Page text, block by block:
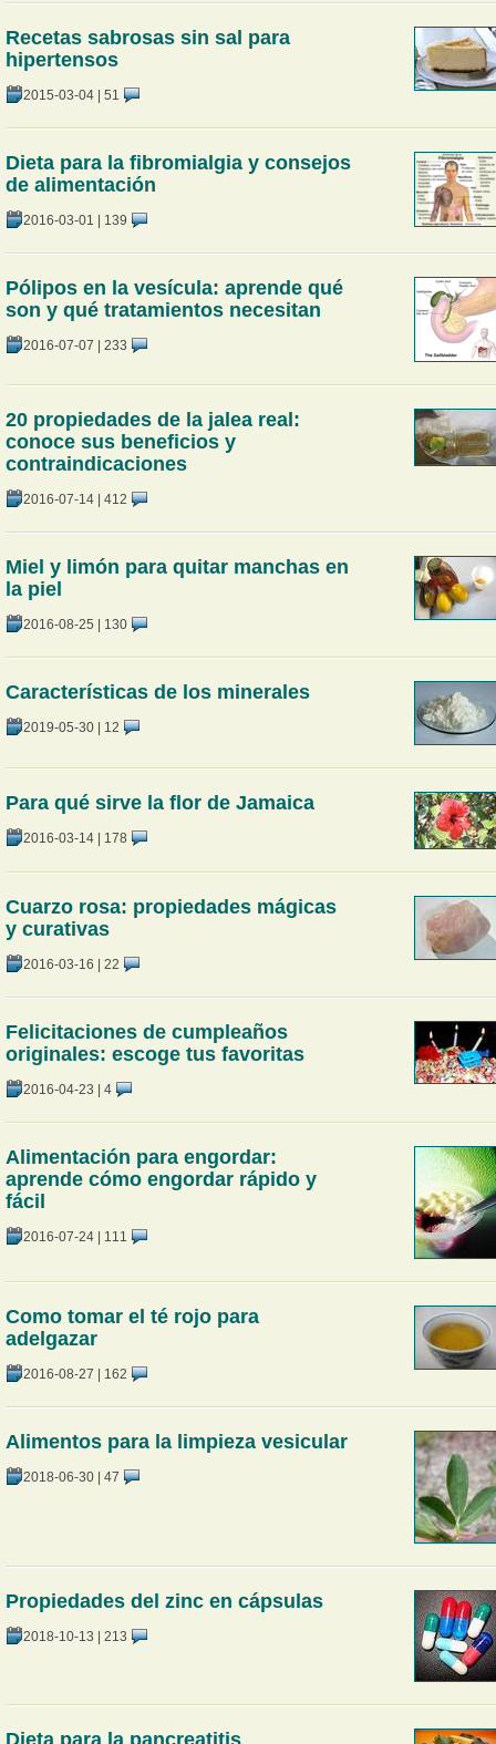
Recetas sabrosas sin sal para
hipertensos
2015-03-04| 51
Dieta para la fibromialgia y consejos
de alimentación
2016-03-01 | 139
Pólipos en la vesícula: aprende qué
son y qué tratamientos necesitan
2016-07-07 | 233
20 propiedades de la jalea real:
conoce sus beneficios y
contraindicaciones
2016-07-14| 412
Miel y limón para quitar manchas en
la piel
2016-08-25 | 130
Características de los minerales
2019-05-30| 12
Para qué sirve la flor de Jamaica
2016-03-14| 178
Cuarzo rosa: propiedades mágicas
y curativas
2016-03-16 | 22
Felicitaciones de cumpleaños
originales: escoge tus favoritas
2016-04-23 | 4
Alimentación para engordar:
aprende cómo engordar rápido y
fácil
2016-07-24| 111
Como tomar el té rojo para
adelgazar
2016-08-27 | 162
Alimentos para la limpieza vesicular
2018-06-30| 47
Propiedades del zinc en cápsulas
2018-10-13 | 213
Dieta para la pancreatitis